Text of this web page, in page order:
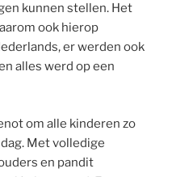
kunnen stellen. Het
ook hierop
er werden ook
alles werd op een
om alle kinderen zo
Met volledige
en pandit